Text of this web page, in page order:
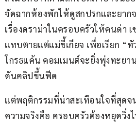
จัดฉากห้องพักให้ดูสกปรกและยาก
เรื่องดราม่าในครอบครัวให้คนด่า
แทบตายแต่แม่ขี้เกียจ เพื่อเรียก “ทั
โกรธแค้น คอมเมนต์จะยิ่งพุ่งทะยา
ดันคลิปขึ้นฟีด
แต่พฤติกรรมที่น่าสะเทือนใจที่สุดจ
ความจริงคือ ครอบครัวต้องหยุดวิ่ง